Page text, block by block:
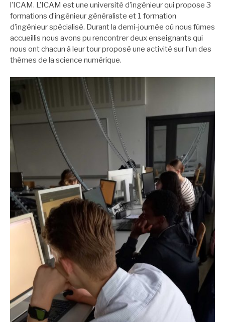
l’ICAM. L’ICAM est une université d’ingénieur qui propose 3
formations d’ingénieur généraliste et 1 formation
d’ingénieur spécialisé. Durant la demi-journée où nous fûmes
accueillis nous avons pu rencontrer deux enseignants qui
nous ont chacun à leur tour proposé une activité sur l’un des
thèmes de la science numérique.